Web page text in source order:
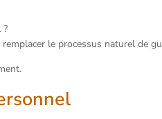
?
le processus naturel de